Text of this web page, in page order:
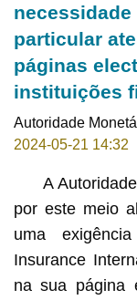
particular
páginas
instituições
Autoridade
2024-05-21 14:32
A
por este meio
uma
Insurance
na sua página